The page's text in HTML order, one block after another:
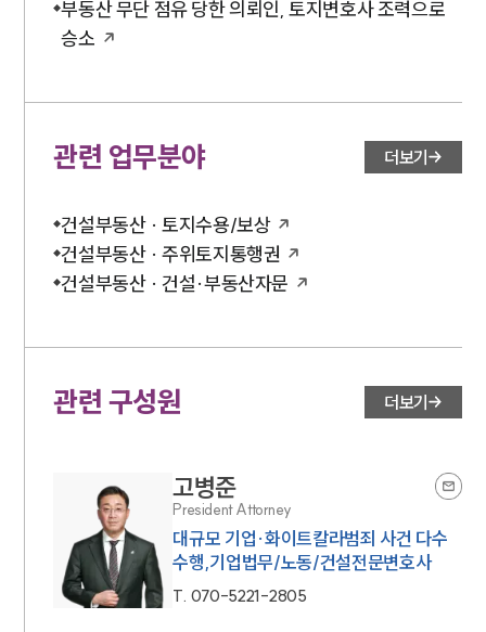
부동산 무단 점유 당한 의뢰인, 토지변호사 조력으로
승소
관련 업무분야 더보기
건설부동산 · 토지수용/보상
건설부동산 · 주위토지통행권
건설부동산 · 건설·부동산자문
관련 구성원 더보기
고병준
President Attorney
대규모 기업·화이트칼라범죄 사건 다수
수행,기업법무/노동/건설전문변호사
T. 070-5221-2805